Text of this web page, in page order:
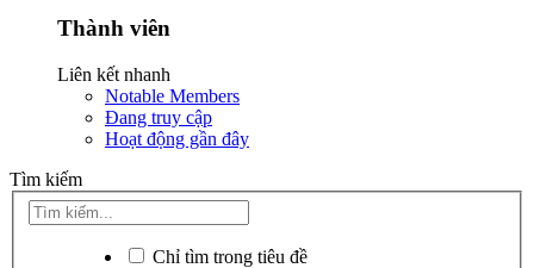
Thành viên
Liên kết nhanh
Notable Members
Đang truy cập
Hoạt động gần đây
Tìm kiếm
Chỉ tìm trong tiêu đề